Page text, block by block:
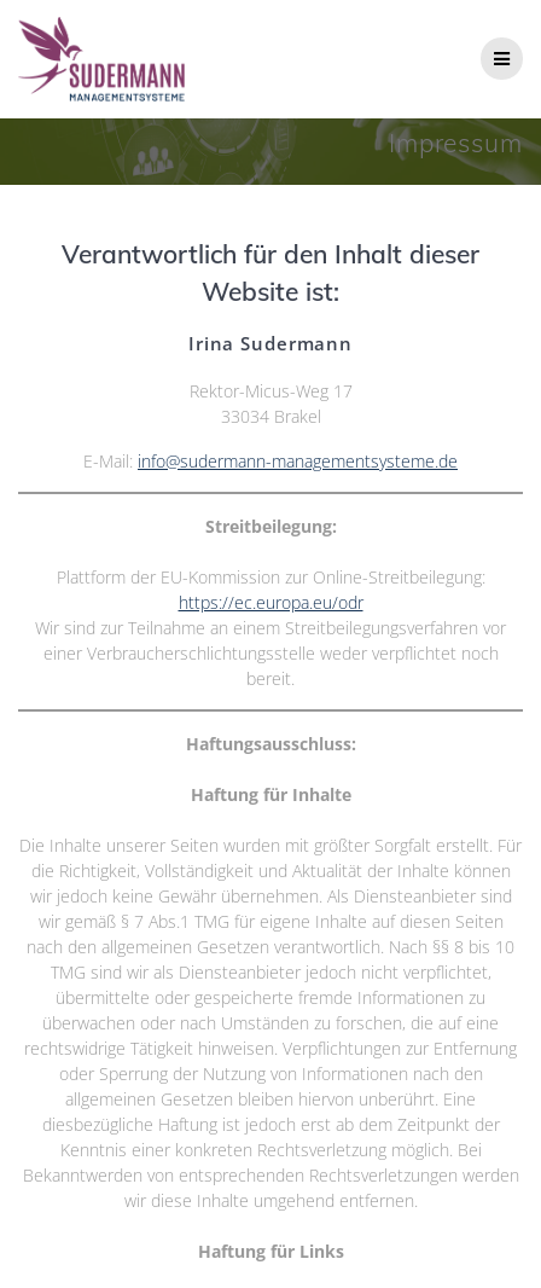
Impressum
Verantwortlich für den Inhalt dieser
Website ist:
Irina Sudermann
Rektor-Micus-Weg 17
33034 Brakel
E-Mail: info@sudermann-managementsysteme.de
Streitbeilegung:
Plattform der EU-Kommission zur Online-Streitbeilegung:
https://ec.europa.eu/odr
Wir sind zur Teilnahme an einem Streitbeilegungsverfahren vor
einer Verbraucherschlichtungsstelle weder verpflichtet noch
bereit.
Haftungsausschluss:
Haftung für Inhalte
Die Inhalte unserer Seiten wurden mit größter Sorgfalt erstellt. Für
die Richtigkeit, Vollständigkeit und Aktualität der Inhalte können
wir jedoch keine Gewähr übernehmen. Als Diensteanbieter sind
wir gemäß § 7 Abs.1 TMG für eigene Inhalte auf diesen Seiten
nach den allgemeinen Gesetzen verantwortlich. Nach §§ 8 bis 10
TMG sind wir als Diensteanbieter jedoch nicht verpflichtet,
übermittelte oder gespeicherte fremde Informationen zu
überwachen oder nach Umständen zu forschen, die auf eine
rechtswidrige Tätigkeit hinweisen. Verpflichtungen zur Entfernung
oder Sperrung der Nutzung von Informationen nach den
allgemeinen Gesetzen bleiben hiervon unberührt. Eine
diesbezügliche Haftung ist jedoch erst ab dem Zeitpunkt der
Kenntnis einer konkreten Rechtsverletzung möglich. Bei
Bekanntwerden von entsprechenden Rechtsverletzungen werden
wir diese Inhalte umgehend entfernen.
Haftung für Links